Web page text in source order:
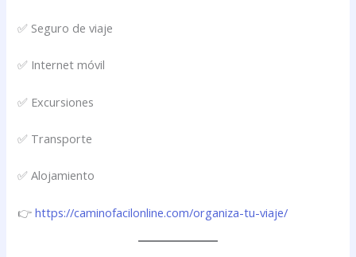
✅ Seguro de viaje
✅ Internet móvil
✅ Excursiones
✅ Transporte
✅ Alojamiento
👉https://caminofacilonline.com/organiza-tu-viaje/